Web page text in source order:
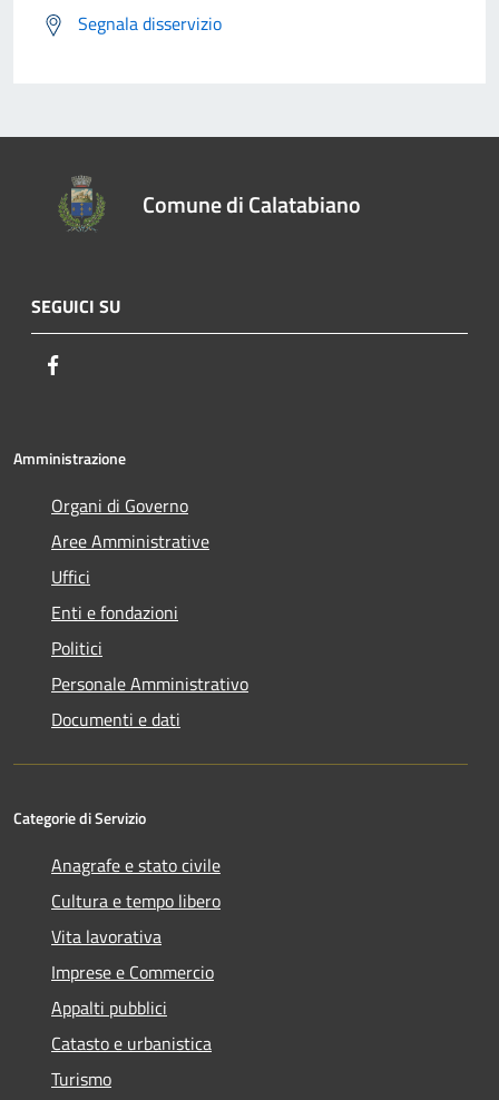
Segnala disservizio
Comune di Calatabiano
SEGUICI SU
Amministrazione
Organi di Governo
Aree Amministrative
Uffici
Enti e fondazioni
Politici
Personale Amministrativo
Documenti e dati
Categorie di Servizio
Anagrafe e stato civile
Cultura e tempo libero
Vita lavorativa
Imprese e Commercio
Appalti pubblici
Catasto e urbanistica
Turismo